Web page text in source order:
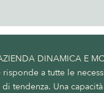
DINAMICA E
a tutte le
tendenza. Una